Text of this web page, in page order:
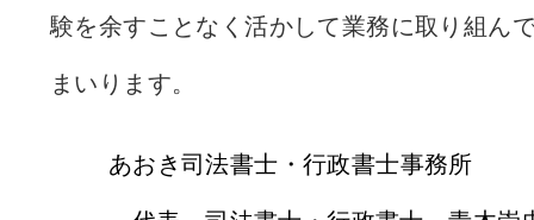
験を余すことなく活かして業務に取り組ん
まいります。
あおき司法書士・行政書士事務